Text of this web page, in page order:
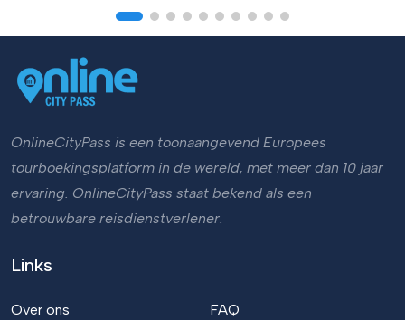
OnlineCityPass is een toonaangevend Europees
tourboekingsplatform in de wereld, met meer dan 10 jaar
ervaring. OnlineCityPass staat bekend als een
betrouwbare reisdienstverlener.
Links
Over ons FAQ